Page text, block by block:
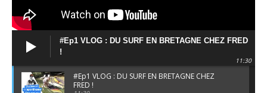
#Ep1 VLOG : DU SURF EN BRETAGNE CHEZ FRED
!
11:30
#Ep1 VLOG : DU SURF EN BRETAGNE CHEZ
FRED !